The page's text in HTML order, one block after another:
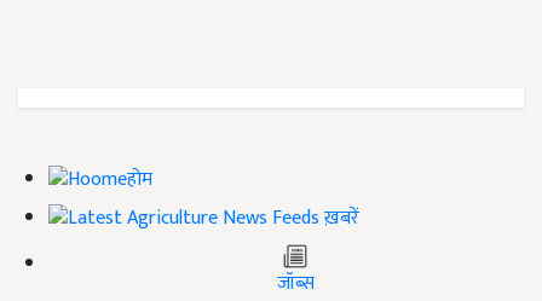
होम
ख़बरें
जॉब्स